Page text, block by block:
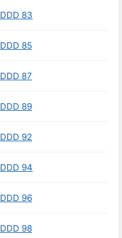
DDD 83
DDD 85
DDD 87
DDD 89
DDD 92
DDD 94
DDD 96
DDD 98